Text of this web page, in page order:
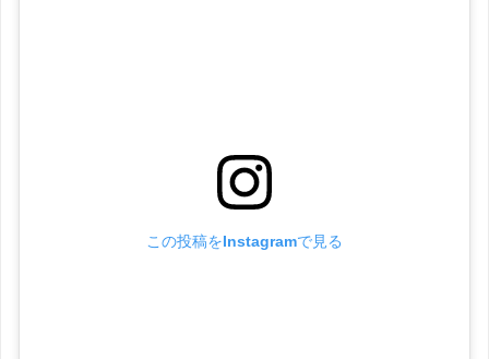
この投稿をInstagramで見る